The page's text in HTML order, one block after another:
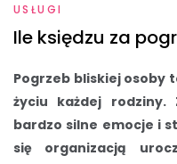
USŁUGI
Ile księdzu za
Pogrzeb bliskiej osoby
życiu każdej rodziny.
bardzo silne emocje i
się organizacją